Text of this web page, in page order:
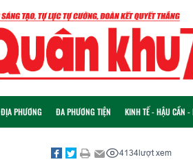
PHƯƠNG ĐA PHƯƠNG TIỆN KINH TẾ - HẬU CẦN -
4134lượt xem